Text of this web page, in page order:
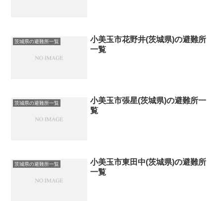
茨城県の避難所一覧
小美玉市花野井(茨城県)の避難所
一覧
茨城県の避難所一覧
小美玉市張星(茨城県)の避難所一
覧
茨城県の避難所一覧
小美玉市東田中(茨城県)の避難所
一覧